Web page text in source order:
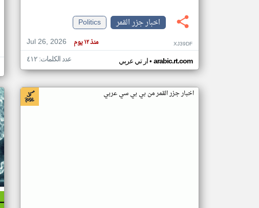
اخبار جزر القمر
Politics
Jul 26, 2026
منذ ١٢ يوم XJ39DF
ار تي عربي• arabic.rt.com عدد الكلمات: ٤١٢
اخبار جزر القمر من بي بي سي عربي